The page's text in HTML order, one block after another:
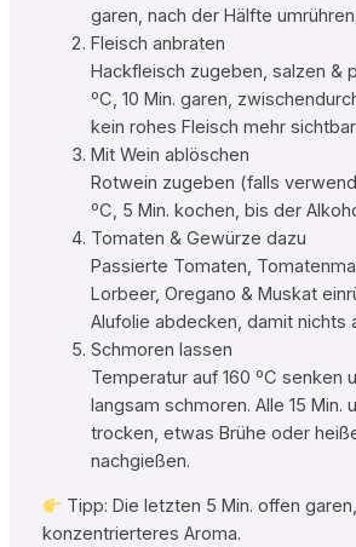
garen, nach der Hälfte umrühren.
Fleisch anbraten
Hackfleisch zugeben, salzen &
ºC, 10 Min. garen,
kein rohes Fleisch mehr
Mit Wein ablöschen
Rotwein zugeben (falls
ºC, 5 Min. kochen, bis der
Tomaten & Gewürze dazu
Passierte Tomaten,
Lorbeer, Oregano & Muskat
Alufolie abdecken, damit nichts
Schmoren lassen
Temperatur auf 160 ºC senken
langsam schmoren. Alle 15 Min.
trocken, etwas Brühe oder
nachgießen.
Tipp: Die letzten 5 Min. offen
konzentrierteres Aroma.